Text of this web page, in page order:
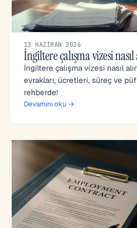
13 HAZIRAN 2026
İngiltere çalışma vizesi nasıl
İngiltere çalışma vizesi nasıl
evrakları, ücretleri, süreç ve
rehberde!
Devamını oku →